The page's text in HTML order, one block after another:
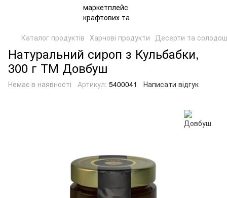
Каталог продуктів Харчові продукти Десерти та
Натуральний сироп з Кульбабки,
300 г ТМ Довбуш
Немає в наявності Артикул: 5400041 Написати відгук